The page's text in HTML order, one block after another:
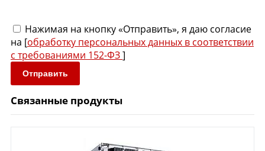
Нажимая на кнопку «Отправить», я даю согласие
на [обработку персональных данных в соответствии
с требованиями 152-ФЗ]
Отправить
Связанные продукты